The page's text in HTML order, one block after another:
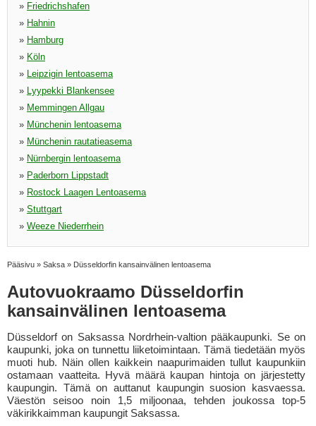
» Friedrichshafen
» Hahnin
» Hamburg
» Köln
» Leipzigin lentoasema
» Lyypekki Blankensee
» Memmingen Allgau
» Münchenin lentoasema
» Münchenin rautatieasema
» Nürnbergin lentoasema
» Paderborn Lippstadt
» Rostock Laagen Lentoasema
» Stuttgart
» Weeze Niederrhein
Pääsivu » Saksa » Düsseldorfin kansainvälinen lentoasema
Autovuokraamo Düsseldorfin
kansainvälinen lentoasema
Düsseldorf on Saksassa Nordrhein-valtion pääkaupunki. Se on
kaupunki, joka on tunnettu liiketoimintaan. Tämä tiedetään myös
muoti hub. Näin ollen kaikkein naapurimaiden tullut kaupunkiin
ostamaan vaatteita. Hyvä määrä kaupan hintoja on järjestetty
kaupungin. Tämä on auttanut kaupungin suosion kasvaessa.
Väestön seisoo noin 1,5 miljoonaa, tehden joukossa top-5
väkirikkaimman kaupungit Saksassa.